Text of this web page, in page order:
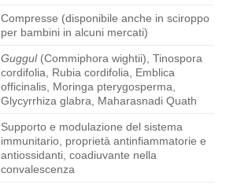
Compresse (disponibile anche in sciroppo
per bambini in alcuni mercati)
Guggul(Commiphora wightii), Tinospora
cordifolia, Rubia cordifolia, Emblica
officinalis, Moringa pterygosperma,
Glycyrrhiza glabra, Maharasnadi Quath
Supporto e modulazione del sistema
immunitario, proprietà antinfiammatorie e
antiossidanti, coadiuvante nella
convalescenza